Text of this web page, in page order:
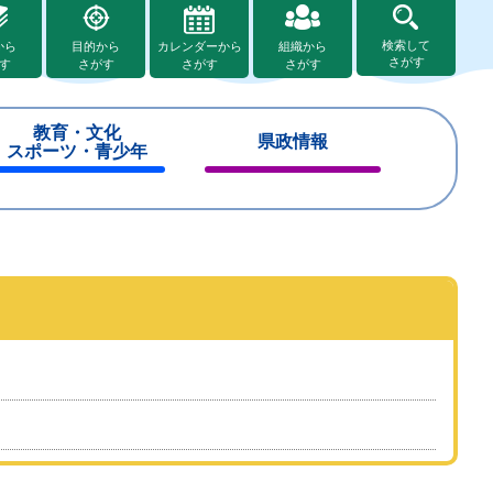
ら
目的から
さがす
カレンダーから
さがす
組織から
さがす
検索して
さがす
教育・文化
スポーツ・青少年
県政情報
じ